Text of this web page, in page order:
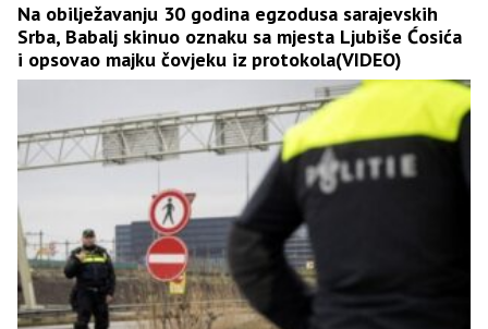
Na obilježavanju 30 godina egzodusa sarajevskih
Srba, Babalj skinuo oznaku sa mjesta Ljubiše Ćosića
i opsovao majku čovjeku iz protokola(VIDEO)